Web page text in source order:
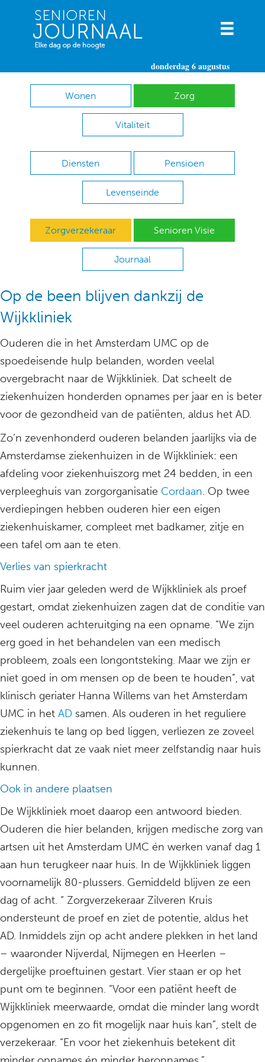
donderdag 6 augustus
Wonen Zorg
Vitaliteit
Diensten Pensioen
Levenseinde
Zorgverzekeraar Senioren Visie
Journaal
Op de been blijven dankzij de
Wijkkliniek
Ouderen die in het Amsterdam UMC op de
spoedeisende hulp belanden, worden veelal
overgebracht naar de Wijkkliniek. Dat scheelt de
ziekenhuizen honderden opnames per jaar en is beter
voor de gezondheid van de patiënten, aldus het AD.
Zo’n zevenhonderd ouderen belanden jaarlijks via de
Amsterdamse ziekenhuizen in de Wijkkliniek: een
afdeling voor ziekenhuiszorg met 24 bedden, in een
verpleeghuis van zorgorganisatie Cordaan. Op twee
verdiepingen hebben ouderen hier een eigen
ziekenhuiskamer, compleet met badkamer, zitje en
een tafel om aan te eten.
Verlies van spierkracht
Ruim vier jaar geleden werd de Wijkkliniek als proef
gestart, omdat ziekenhuizen zagen dat de conditie van
veel ouderen achteruitging na een opname. “We zijn
erg goed in het behandelen van een medisch
probleem, zoals een longontsteking. Maar we zijn er
niet goed in om mensen op de been te houden”, vat
klinisch geriater Hanna Willems van het Amsterdam
UMC in het AD samen. Als ouderen in het reguliere
ziekenhuis te lang op bed liggen, verliezen ze zoveel
spierkracht dat ze vaak niet meer zelfstandig naar huis
kunnen.
Ook in andere plaatsen
De Wijkkliniek moet daarop een antwoord bieden.
Ouderen die hier belanden, krijgen medische zorg van
artsen uit het Amsterdam UMC én werken vanaf dag 1
aan hun terugkeer naar huis. In de Wijkkliniek liggen
voornamelijk 80-plussers. Gemiddeld blijven ze een
dag of acht. “ Zorgverzekeraar Zilveren Kruis
ondersteunt de proef en ziet de potentie, aldus het
AD. Inmiddels zijn op acht andere plekken in het land
– waaronder Nijverdal, Nijmegen en Heerlen –
dergelijke proeftuinen gestart. Vier staan er op het
punt om te beginnen. “Voor een patiënt heeft de
Wijkkliniek meerwaarde, omdat die minder lang wordt
opgenomen en zo fit mogelijk naar huis kan”, stelt de
verzekeraar. “En voor het ziekenhuis betekent dit